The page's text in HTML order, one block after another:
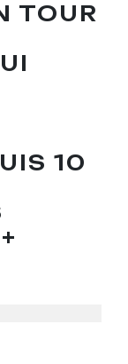
TOUR
10